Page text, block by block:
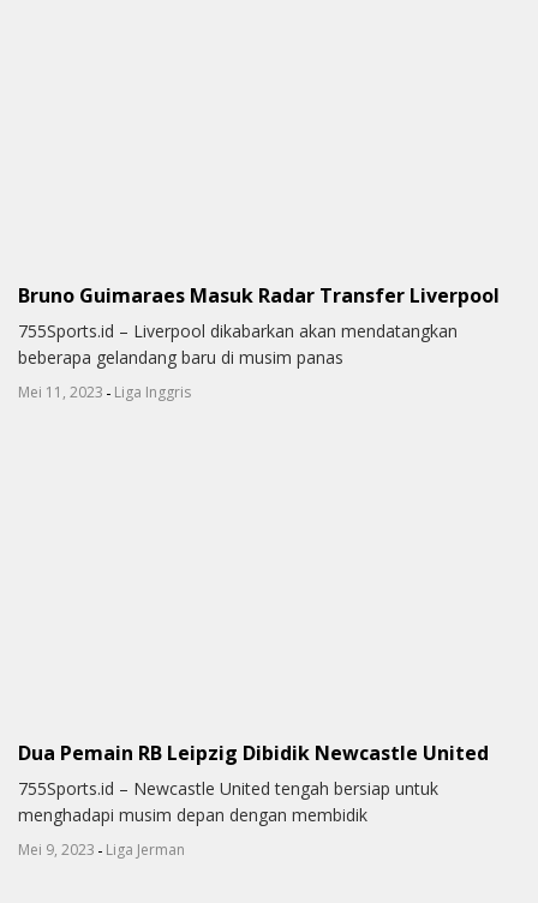
Bruno Guimaraes Masuk Radar Transfer Liverpool
755Sports.id – Liverpool dikabarkan akan mendatangkan
beberapa gelandang baru di musim panas
Mei 11, 2023 - Liga Inggris
Dua Pemain RB Leipzig Dibidik Newcastle United
755Sports.id – Newcastle United tengah bersiap untuk
menghadapi musim depan dengan membidik
Mei 9, 2023 - Liga Jerman